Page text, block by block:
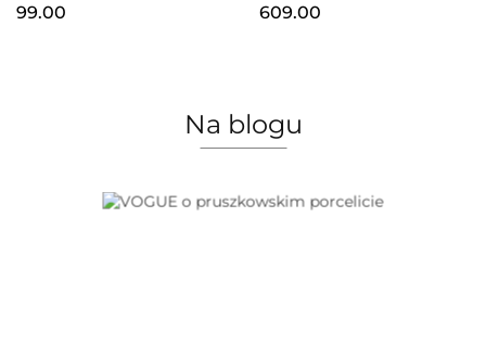
99.00
609.00
Na blogu